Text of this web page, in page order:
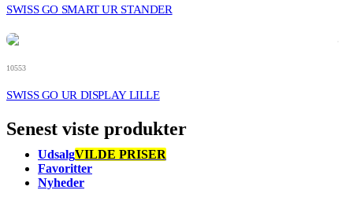
SWISS GO SMART UR STANDER
10553
SWISS GO UR DISPLAY LILLE
Senest viste produkter
UdsalgVILDE PRISER
Favoritter
Nyheder